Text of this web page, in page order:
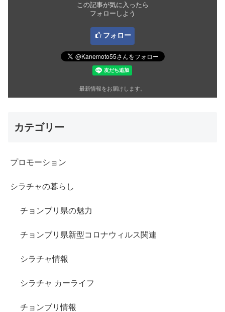
この記事が気に入ったら
フォローしよう
フォロー
最新情報をお届けします。
カテゴリー
プロモーション
シラチャの暮らし
チョンブリ県の魅力
チョンブリ県新型コロナウィルス関連
シラチャ情報
シラチャ カーライフ
チョンブリ情報